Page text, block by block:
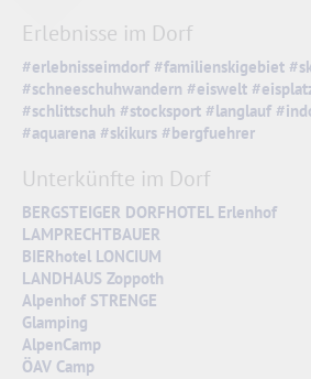
Erlebnisse im Dorf
#erlebnisseimdorf #familienskigebiet
#schneeschuhwandern #eiswelt
#schlittschuh #stocksport #langlauf
#aquarena #skikurs #bergfuehrer
Unterkünfte im Dorf
BERGSTEIGER DORFHOTEL Erlenhof
LAMPRECHTBAUER
BIERhotel LONCIUM
LANDHAUS Zoppoth
Alpenhof STRENGE
Glamping
AlpenCamp
ÖAV Camp